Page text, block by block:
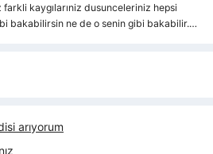
kaygılarıniz dusunceleriniz hepsi
bakabilirsin ne de o senin gibi bakabilir.…
arıyorum